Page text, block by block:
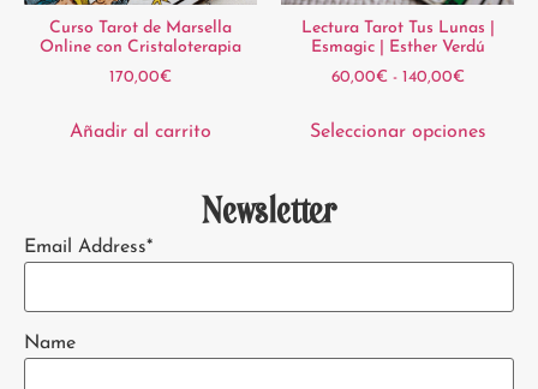
Curso Tarot de Marsella
Online con Cristaloterapia
170,00€
Añadir al carrito
Lectura Tarot Tus Lunas |
Esmagic | Esther Verdú
60,00€ - 140,00€
Seleccionar opciones
Newsletter
Email Address*
Name